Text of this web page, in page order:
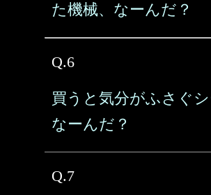
た機械、なーんだ？
Q.6
買うと気分がふさぐシ
なーんだ？
Q.7